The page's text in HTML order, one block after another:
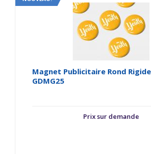
Magnet Publicitaire Rond
GDMG25
Prix sur demande